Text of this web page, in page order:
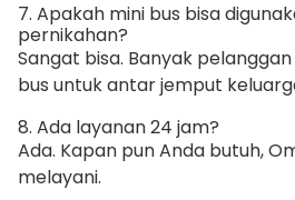
7. Apakah mini bus bisa
pernikahan?
Sangat bisa. Banyak
bus untuk antar jemput
8. Ada layanan 24 jam?
Ada. Kapan pun Anda butuh,
melayani.